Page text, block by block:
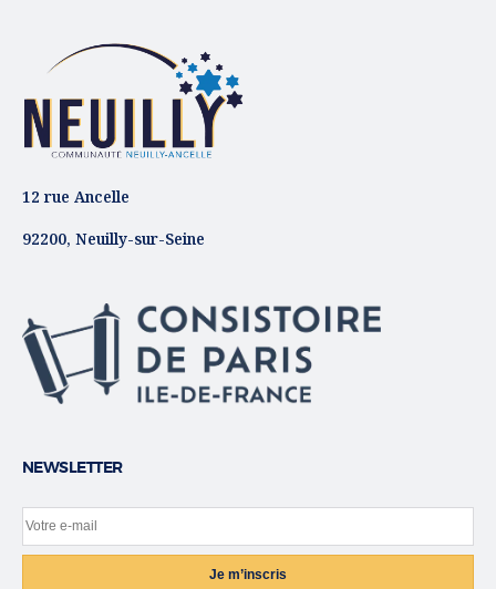
12 rue Ancelle
92200, Neuilly-sur-Seine
NEWSLETTER
Votre e-mail
Site web
Je m’inscris